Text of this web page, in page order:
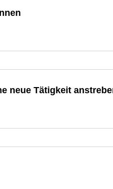
neue Tätigkeit